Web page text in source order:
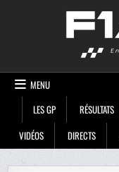
MENU
LES GP
RÉSULTATS
VIDÉOS
DIRECTS